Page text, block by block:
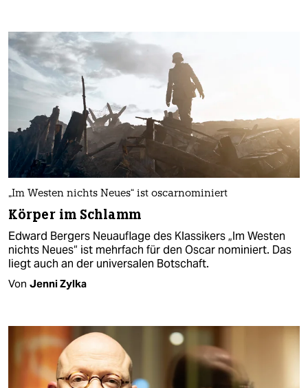
„Im Westen nichts Neues“ ist oscarnominiert
Körper im Schlamm
Edward Bergers Neuauflage des Klassikers „Im Westen
nichts Neues“ ist mehrfach für den Oscar nominiert. Das
liegt auch an der universalen Botschaft.
Von Jenni Zylka